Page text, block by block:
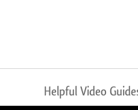
Helpful Video